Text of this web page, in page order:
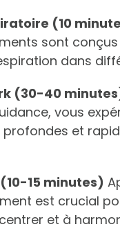
(10
sont
dans
(30-40
vous
et
15 minutes)
est crucial
et à